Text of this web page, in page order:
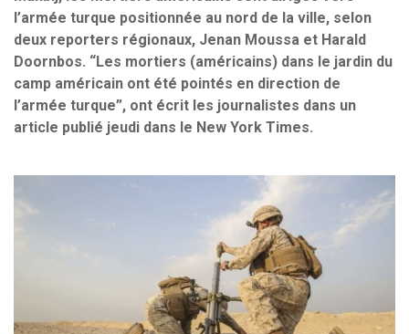
l’armée turque positionnée au nord de la ville, selon
deux reporters régionaux, Jenan Moussa et Harald
Doornbos. “Les mortiers (américains) dans le jardin du
camp américain ont été pointés en direction de
l’armée turque”, ont écrit les journalistes dans un
article publié jeudi dans le New York Times.